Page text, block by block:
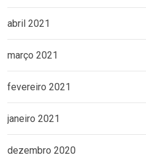
abril 2021
março 2021
fevereiro 2021
janeiro 2021
dezembro 2020